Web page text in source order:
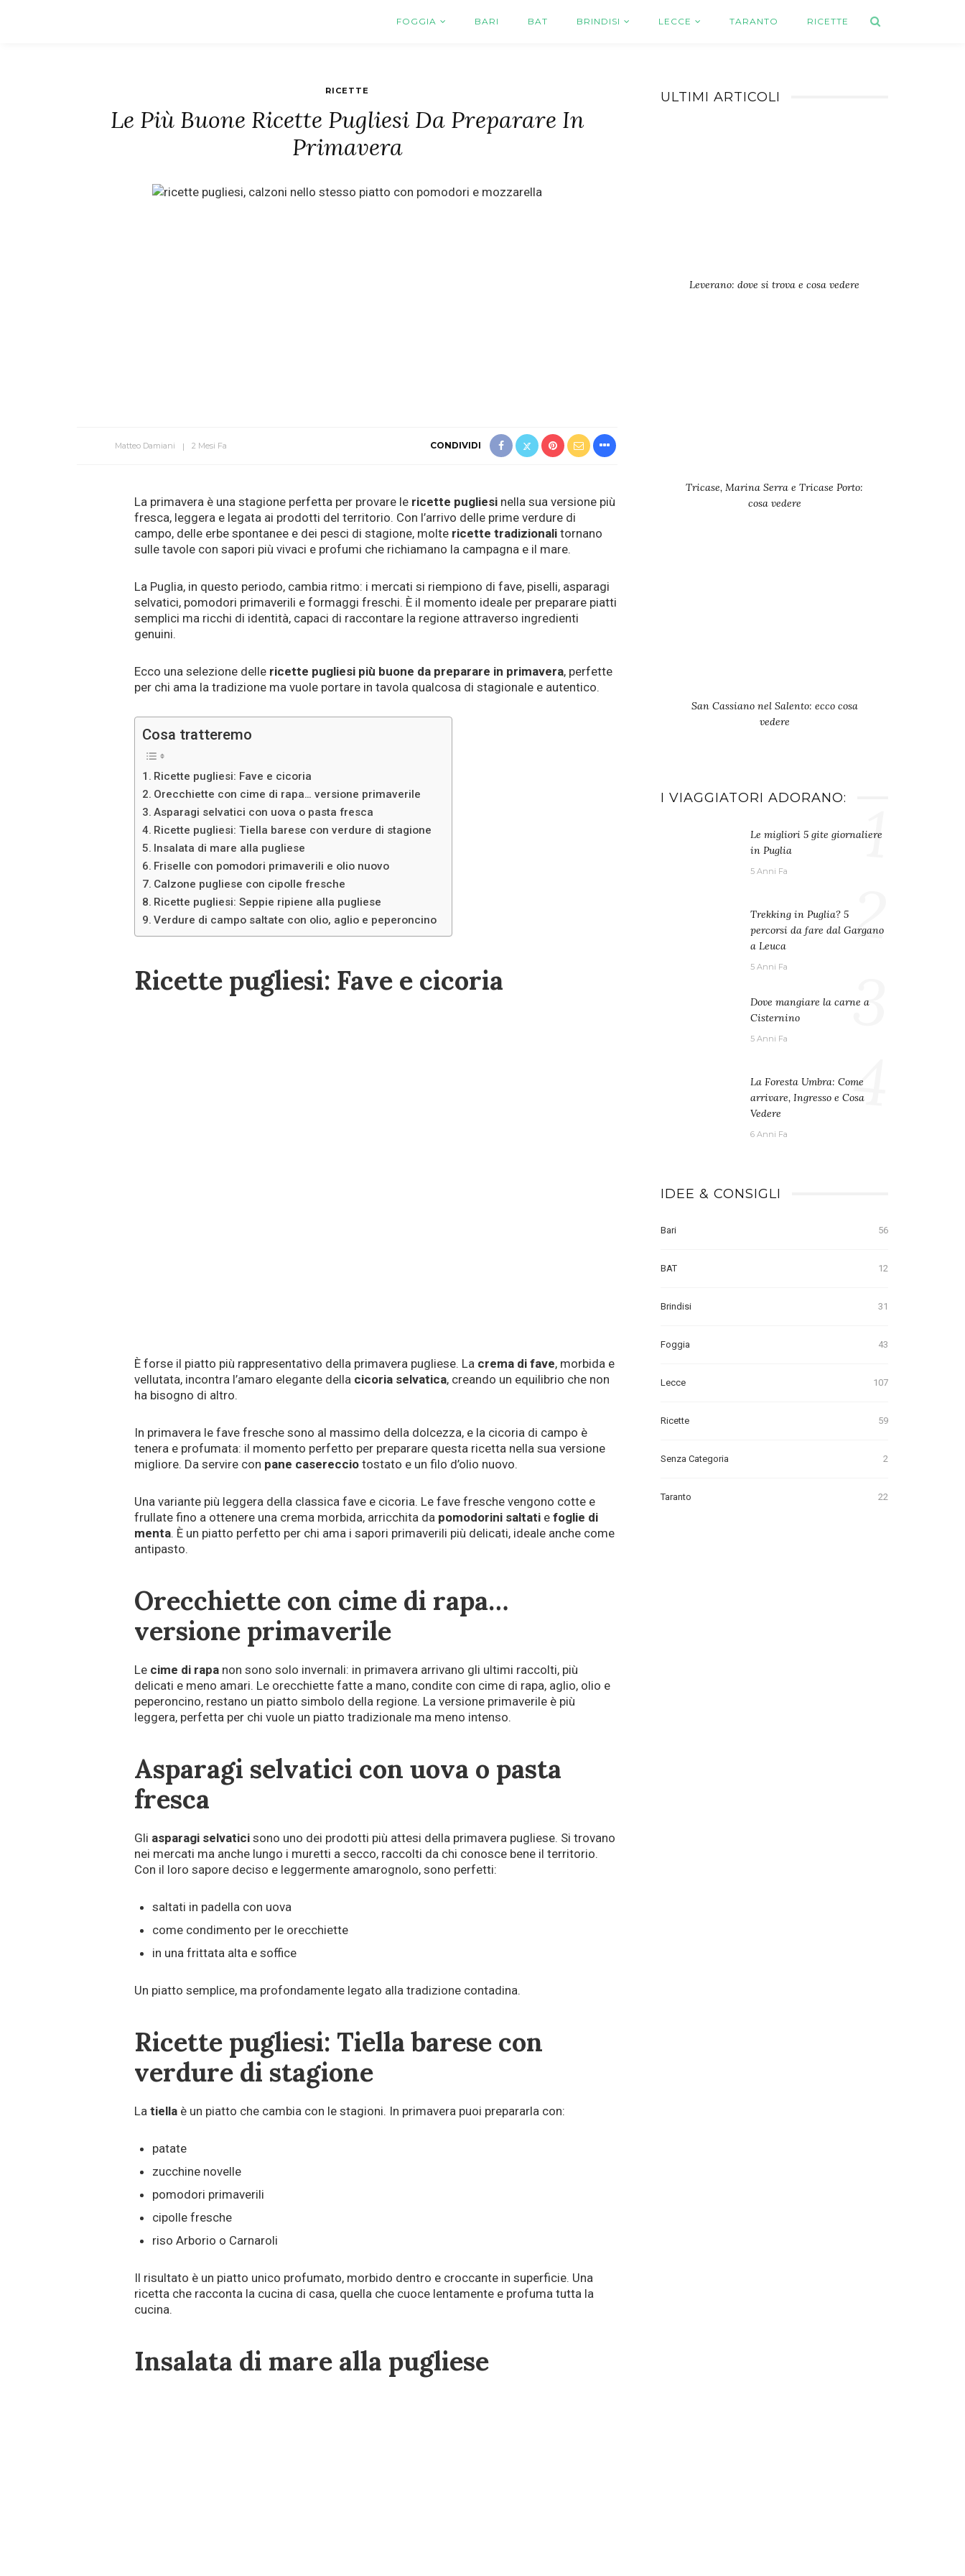
FOGGIA BARI BAT BRINDISI LECCE TARANTO RICETTE
RICETTE
Le Più Buone Ricette Pugliesi Da Preparare In
Primavera
Matteo Damiani 2 Mesi Fa CONDIVIDI
La primavera è una stagione perfetta per provare le ricette pugliesi nella sua versione più
fresca, leggera e legata ai prodotti del territorio. Con l’arrivo delle prime verdure di
campo, delle erbe spontanee e dei pesci di stagione, molte ricette tradizionali tornano
sulle tavole con sapori più vivaci e profumi che richiamano la campagna e il mare.
La Puglia, in questo periodo, cambia ritmo: i mercati si riempiono di fave, piselli, asparagi
selvatici, pomodori primaverili e formaggi freschi. È il momento ideale per preparare piatti
semplici ma ricchi di identità, capaci di raccontare la regione attraverso ingredienti
genuini.
Ecco una selezione delle ricette pugliesi più buone da preparare in primavera, perfette
per chi ama la tradizione ma vuole portare in tavola qualcosa di stagionale e autentico.
Cosa tratteremo
Ricette pugliesi: Fave e cicoria
Orecchiette con cime di rapa… versione primaverile
Asparagi selvatici con uova o pasta fresca
Ricette pugliesi: Tiella barese con verdure di stagione
Insalata di mare alla pugliese
Friselle con pomodori primaverili e olio nuovo
Calzone pugliese con cipolle fresche
Ricette pugliesi: Seppie ripiene alla pugliese
Verdure di campo saltate con olio, aglio e peperoncino
Ricette pugliesi: Fave e cicoria
È forse il piatto più rappresentativo della primavera pugliese. La crema di fave, morbida e
vellutata, incontra l’amaro elegante della cicoria selvatica, creando un equilibrio che non
ha bisogno di altro.
In primavera le fave fresche sono al massimo della dolcezza, e la cicoria di campo è
tenera e profumata: il momento perfetto per preparare questa ricetta nella sua versione
migliore. Da servire con pane casereccio tostato e un filo d’olio nuovo.
Una variante più leggera della classica fave e cicoria. Le fave fresche vengono cotte e
frullate fino a ottenere una crema morbida, arricchita da pomodorini saltati e foglie di
menta. È un piatto perfetto per chi ama i sapori primaverili più delicati, ideale anche come
antipasto.
Orecchiette con cime di rapa…
versione primaverile
Le cime di rapa non sono solo invernali: in primavera arrivano gli ultimi raccolti, più
delicati e meno amari. Le orecchiette fatte a mano, condite con cime di rapa, aglio, olio e
peperoncino, restano un piatto simbolo della regione. La versione primaverile è più
leggera, perfetta per chi vuole un piatto tradizionale ma meno intenso.
Asparagi selvatici con uova o pasta
fresca
Gli asparagi selvatici sono uno dei prodotti più attesi della primavera pugliese. Si trovano
nei mercati ma anche lungo i muretti a secco, raccolti da chi conosce bene il territorio.
Con il loro sapore deciso e leggermente amarognolo, sono perfetti:
saltati in padella con uova
come condimento per le orecchiette
in una frittata alta e soffice
Un piatto semplice, ma profondamente legato alla tradizione contadina.
Ricette pugliesi: Tiella barese con
verdure di stagione
La tiella è un piatto che cambia con le stagioni. In primavera puoi prepararla con:
patate
zucchine novelle
pomodori primaverili
cipolle fresche
riso Arborio o Carnaroli
Il risultato è un piatto unico profumato, morbido dentro e croccante in superficie. Una
ricetta che racconta la cucina di casa, quella che cuoce lentamente e profuma tutta la
cucina.
Insalata di mare alla pugliese
ULTIMI ARTICOLI
Leverano: dove si trova e cosa vedere
Tricase, Marina Serra e Tricase Porto:
cosa vedere
San Cassiano nel Salento: ecco cosa
vedere
I VIAGGIATORI ADORANO:
Le migliori 5 gite giornaliere
in Puglia
5 Anni Fa 1
Trekking in Puglia? 5
percorsi da fare dal Gargano
a Leuca
5 Anni Fa
2
Dove mangiare la carne a
Cisternino
5 Anni Fa 3
La Foresta Umbra: Come
arrivare, Ingresso e Cosa
Vedere
6 Anni Fa
4
IDEE & CONSIGLI
Bari 56
BAT 12
Brindisi 31
Foggia 43
Lecce 107
Ricette 59
Senza Categoria 2
Taranto 22